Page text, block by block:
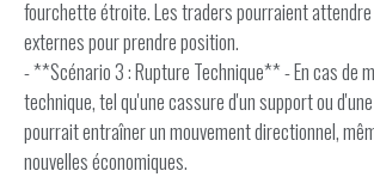
fourchette étroite. Les traders pourraient
externes pour prendre position.
- **Scénario 3 : Rupture Technique** - En cas de
technique, tel qu'une cassure d'un support ou
pourrait entraîner un mouvement directionnel,
nouvelles économiques.